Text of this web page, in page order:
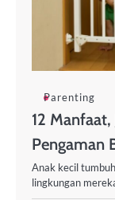
Parenting
12
Pengaman
Anak kecil
lingkungan